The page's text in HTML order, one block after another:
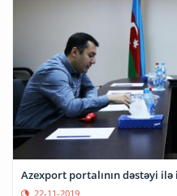
Azexport portalının dəstəyi
22-11-2019